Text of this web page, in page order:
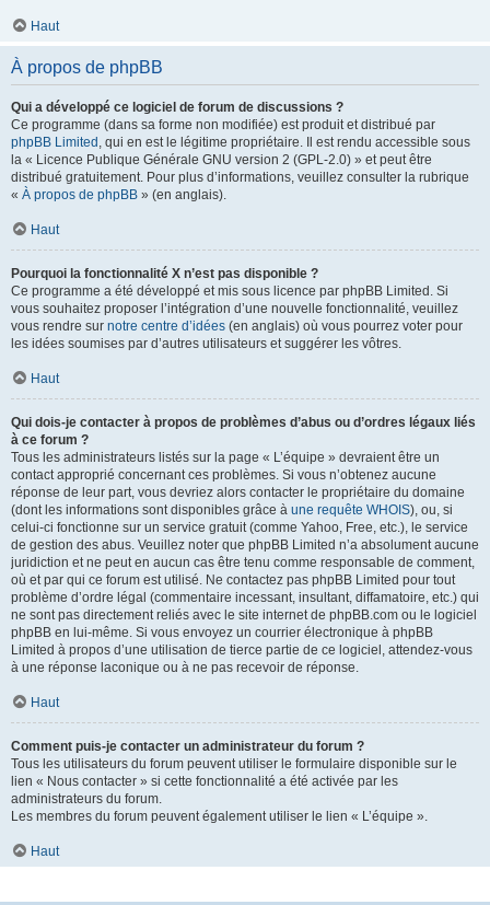
Haut
À propos de phpBB
Qui a développé ce logiciel de forum de discussions ?
Ce programme (dans sa forme non modifiée) est produit et distribué par
phpBB Limited , qui en est le légitime propriétaire. Il est rendu accessible sous
la « Licence Publique Générale GNU version 2 (GPL-2.0) » et peut être
distribué gratuitement. Pour plus d’informations, veuillez consulter la rubrique
« À propos de phpBB » (en anglais).
Haut
Pourquoi la fonctionnalité X n’est pas disponible ?
Ce programme a été développé et mis sous licence par phpBB Limited. Si
vous souhaitez proposer l’intégration d’une nouvelle fonctionnalité, veuillez
vous rendre sur notre centre d’idées (en anglais) où vous pourrez voter pour
les idées soumises par d’autres utilisateurs et suggérer les vôtres.
Haut
Qui dois-je contacter à propos de problèmes d’abus ou d’ordres légaux liés
à ce forum ?
Tous les administrateurs listés sur la page « L’équipe » devraient être un
contact approprié concernant ces problèmes. Si vous n’obtenez aucune
réponse de leur part, vous devriez alors contacter le propriétaire du domaine
(dont les informations sont disponibles grâce à une requête WHOIS), ou, si
celui-ci fonctionne sur un service gratuit (comme Yahoo, Free, etc.), le service
de gestion des abus. Veuillez noter que phpBB Limited n’a absolument aucune
juridiction et ne peut en aucun cas être tenu comme responsable de comment,
où et par qui ce forum est utilisé. Ne contactez pas phpBB Limited pour tout
problème d’ordre légal (commentaire incessant, insultant, diffamatoire, etc.) qui
ne sont pas directement reliés avec le site internet de phpBB.com ou le logiciel
phpBB en lui-même. Si vous envoyez un courrier électronique à phpBB
Limited à propos d’une utilisation de tierce partie de ce logiciel, attendez-vous
à une réponse laconique ou à ne pas recevoir de réponse.
Haut
Comment puis-je contacter un administrateur du forum ?
Tous les utilisateurs du forum peuvent utiliser le formulaire disponible sur le
lien « Nous contacter » si cette fonctionnalité a été activée par les
administrateurs du forum.
Les membres du forum peuvent également utiliser le lien « L’équipe ».
Haut